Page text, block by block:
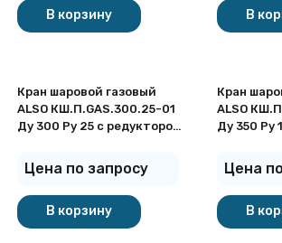
В корзину В
Кран шаровой газовый
ALSO КШ.П.GAS.300.25-01
Ду 300 Ру 25 с редуктором
приварку
Цена по запросу
В корзину
Кран
ALSO
Ду 350 Ру
приварку
Цена
В